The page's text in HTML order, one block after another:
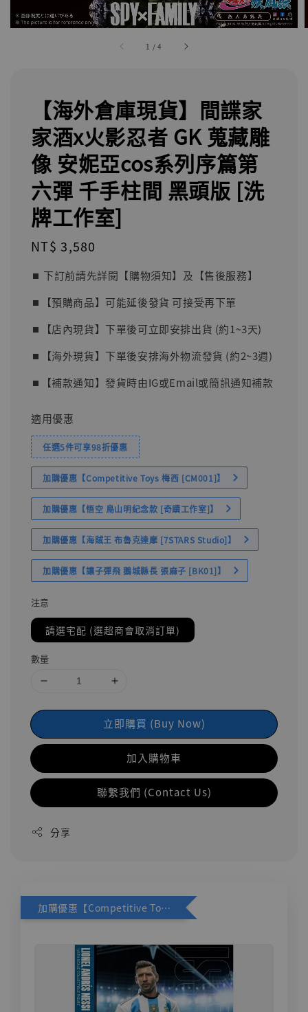
1 /4
【海外倉庫現貨】間諜家
家酒x火影忍者 GK 蒐藏雕
像 安妮亞cos系列序篇第
六彈 千手柱間 黑頭版 [洗
牌工作室]
Regular
NT$ 3,580
⏹︎ 下訂前請先詳閱【購物須知】及【售後服務】
⏹︎【預購商品】可能延後發貨 可接受再下單
⏹︎【店內現貨】下單後可立即安排出貨 (約1~3天)
⏹︎【海外現貨】下單後安排海外物流發貨 (約2~3週)
⏹︎【補款通知】發貨時由IG或Email或簡訊通知補款
適用優惠
任選5件可享98折優惠
加購優惠【Competitive Toys 梅西 [CM001]】
加購優惠【悟空 鳥山明紀念款 [奇蹟工作室]】
加購優惠【海賊王 布魯克達摩 [7STARS Studio]】
加購優惠【讓子彈飛 鵝城縣長 張麻子 [BK01]】
注意
請選宅配 (選超商會取消訂單)
數量
立即購買 (Buy Now)
加入購物車
聯繫我們 (Contact Us)
分享
加購優惠【Competitive Toys 梅西 [CM001]】